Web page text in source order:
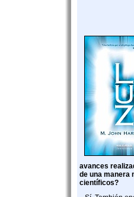
avances
de una manera
científicos?